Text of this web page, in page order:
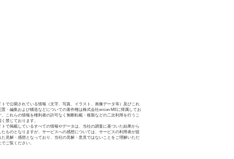
トで公開されている情報（文字、写真、イラスト、画像データ等）及びこれ
置・編集および構造などについての著作権は株式会社oricon MEに帰属してお
。これらの情報を権利者の許可なく無断転載・複製などの二次利用を行うこ
く禁じております。
トで掲載しているすべての情報やデータは、当社の調査に基づいた結果から
たものとなりますが、サービスへの感想については、サービスの利用者が提
た見解・感想となっており、当社の見解・意見ではないことをご理解いただ
でご覧ください。